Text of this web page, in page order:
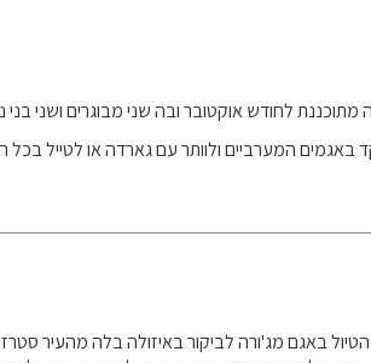
לחודש אוקטובר ובה שני מבוגרים ושני בני
המערביים ולוותר עם גארדה או לטייל בכל
באגם מג'ורה לביקור באיזולה בלה מהעיר